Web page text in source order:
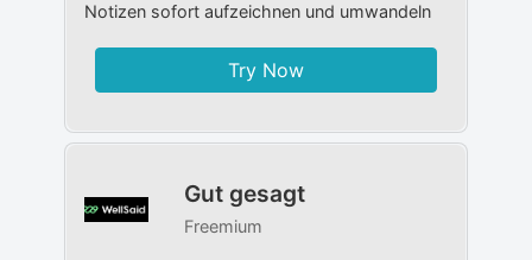
Notizen sofort aufzeichnen und umwandeln
Try Now
Gut gesagt
Freemium